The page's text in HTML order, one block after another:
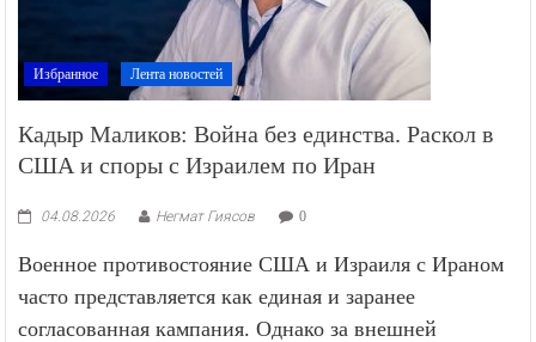
Избранное Лента новостей
Кадыр Маликов: Война без единства. Раскол в
США и споры с Израилем по Иран
04.08.2026 Негмат Гиясов 0
Военное противостояние США и Израиля с Ираном
часто представляется как единая и заранее
согласованная кампания. Однако за внешней